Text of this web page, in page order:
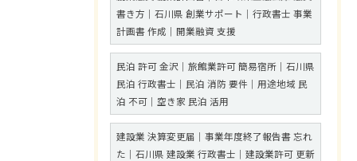
書き方｜石川県 創業サポート｜行政書士 事業
計画書 作成｜開業融資 支援
民泊 許可 金沢｜旅館業許可 簡易宿所｜石川県
民泊 行政書士｜民泊 消防 要件｜用途地域 民
泊 不可｜空き家 民泊 活用
建設業 決算変更届｜事業年度終了報告書 忘れ
た｜石川県 建設業 行政書士｜建設業許可 更新